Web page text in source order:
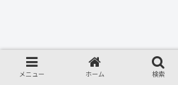
メニュー ホーム 検索